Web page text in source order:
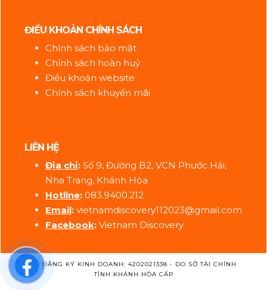
ĐIỀU KHOẢN CHÍNH SÁCH
Chính sách bảo mật
Chính sách hoàn huỷ
Điều khoản website
Chính sách khuyến mãi
LIÊN HỆ
Địa chỉ: Số 9, Đường B2, VCN Phước Hải,
Nha Trang, Khánh Hòa
Hotline: 083.9400.212
Email: vietnamdiscovery112023@gmail.com
Facebook: Vietnam Discovery
SỐ ĐĂNG KÝ KINH DOANH: 4202021338 - DO SỞ TÀI CHÍNH
TỈNH KHÁNH HÒA CẤP